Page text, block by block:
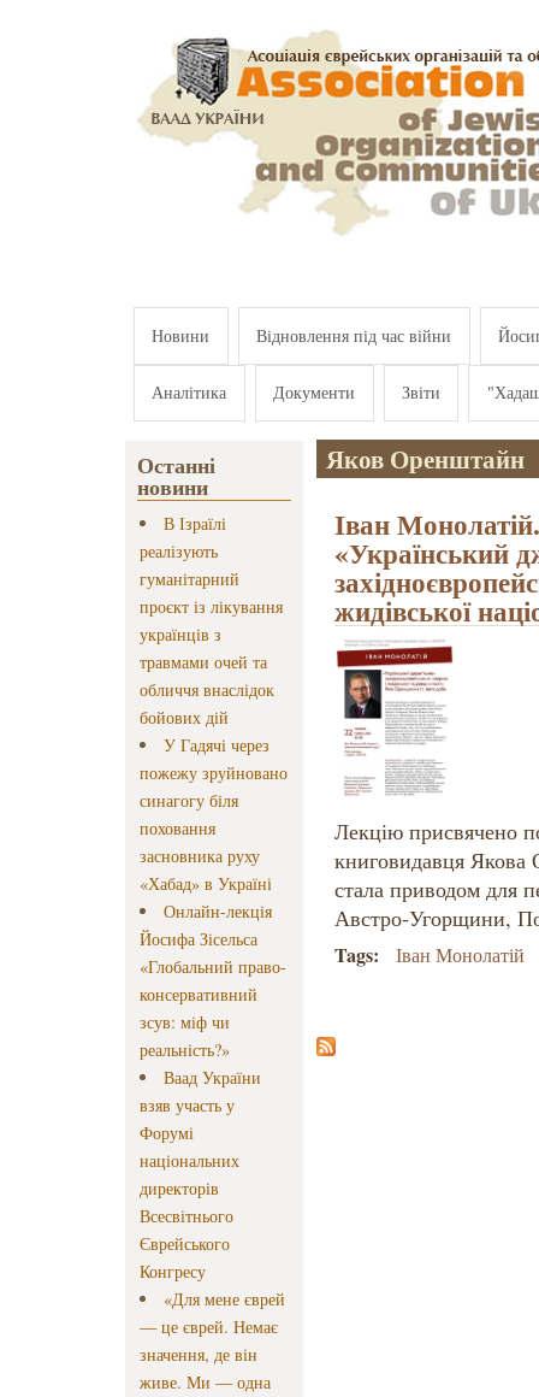
Новини Відновлення під час війни
Аналітика Документи Звіти
Останні
новини
В Ізраїлі
реалізують
гуманітарний
проєкт із лікування
українців з
травмами очей та
обличчя внаслідок
бойових дій
У Гадячі через
пожежу зруйновано
синагогу біля
поховання
засновника руху
«Хабад» в Україні
Онлайн-лекція
Йосифа Зісельса
«Глобальний право-
консервативний
зсув: міф чи
реальність?»
Ваад України
взяв участь у
Форумі
національних
директорів
Всесвітнього
Єврейського
Конгресу
«Для мене єврей
— це єврей. Немає
значення, де він
живе. Ми — одна
Яков Оренштайн
Іван
«Український
жидівської
Лекцію присвячено
книговидавця Якова
стала приводом для
Австро-Угорщини,
Tags: Іван Монолатій